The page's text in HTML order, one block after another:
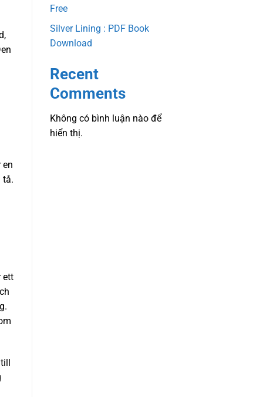
en
tå.
ett
Free
Silver Lining : PDF Book
Download
Recent
Comments
Không có bình luận nào để
hiển thị.